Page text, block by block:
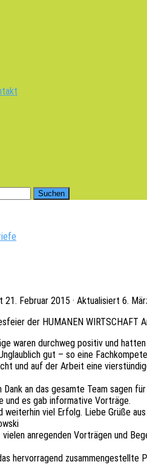
21. Februar 2015 · Aktualisiert 6.
der HUMANEN WIRTSCHAFT
waren durch­weg posi­tiv und
gut – so eine
und auf der Arbeit eine
an das gesam­te Team sagen
und es gab infor­ma­ti­ve Vorträge.
weiter­hin viel Erfolg. Liebe Grüße
anre­gen­den Vorträ­gen und
hervor­ra­gend zusam­men­ge­stell­te